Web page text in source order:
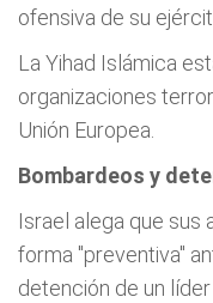
ofensiva de su
La Yihad Islámica
organizaciones
Unión Europea.
Bombardeos y
Israel alega que sus
forma "preventiva"
detención de un